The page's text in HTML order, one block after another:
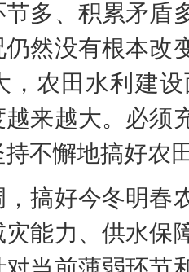
多、积累矛盾
然没有根本改
，农田水利建
来越大。必须
不懈地搞好农
好今冬明春
能力、供水保